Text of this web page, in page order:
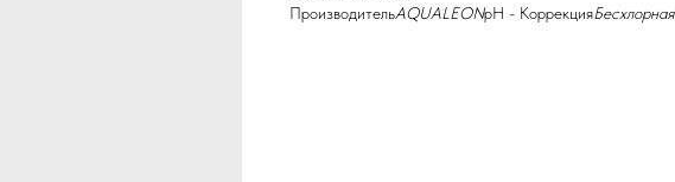
ПроизводительAQUALEONpH - КоррекцияБесхлорная